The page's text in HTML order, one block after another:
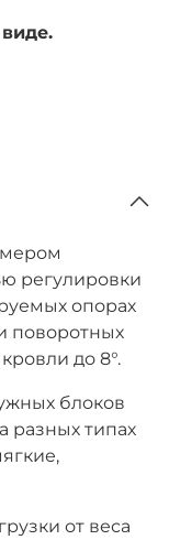
регулировки
опорах
поворотных
до 8°.
блоков
разных типах
от веса